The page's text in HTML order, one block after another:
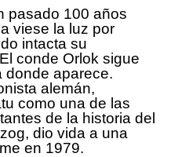
pasado 100 años
viese la luz por
intacta su
conde Orlok sigue
donde aparece.
alemán,
como una de las
de la historia del
dio vida a una
en 1979.